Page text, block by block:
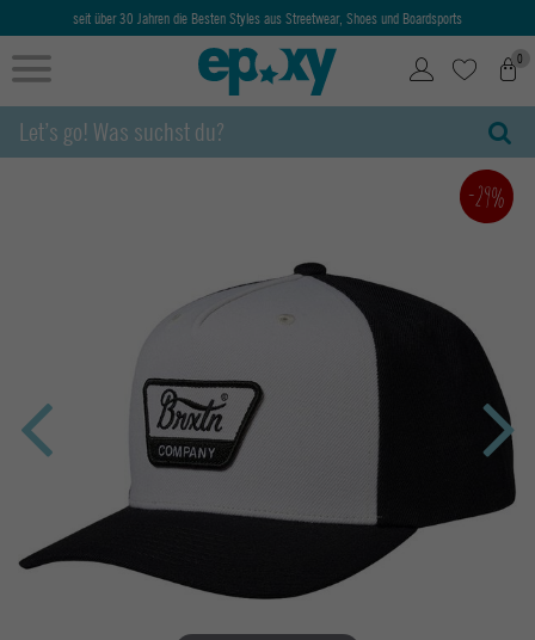
seit über 30 Jahren die Besten Styles aus Streetwear, Shoes und Boardsports
0
-29%